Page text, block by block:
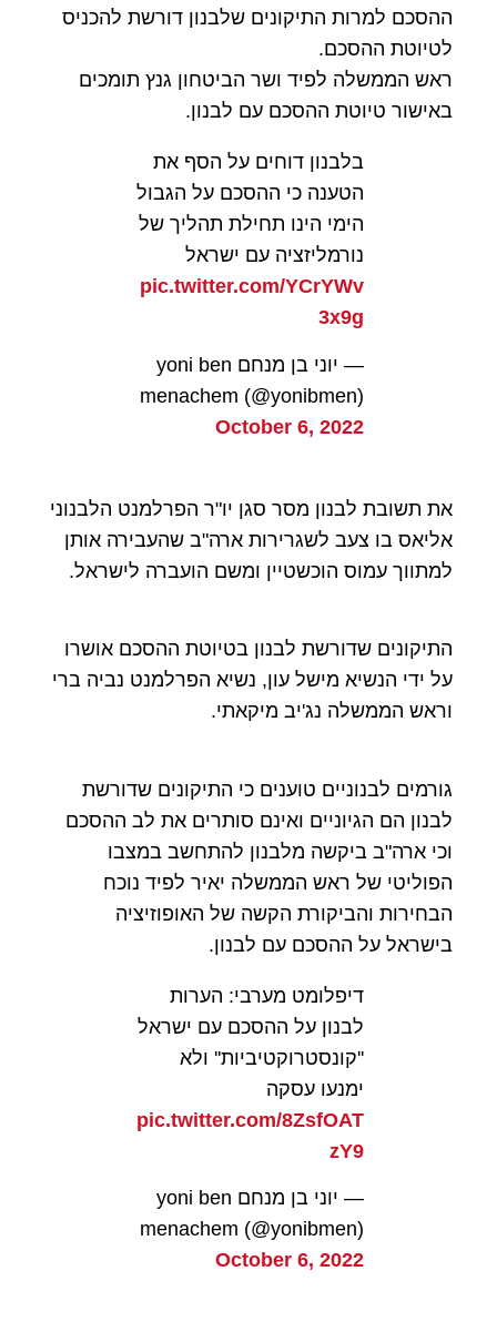
ההסכם למרות התיקונים שלבנון דורשת להכניס
לטיוטת ההסכם.
ראש הממשלה לפיד ושר הביטחון גנץ תומכים
באישור טיוטת ההסכם עם לבנון.
בלבנון דוחים על הסף את
הטענה כי ההסכם על הגבול
הימי הינו תחילת תהליך של
נורמליזציה עם ישראל
pic.twitter.com/YCrYWv
3x9g
— יוני בן מנחם yoni ben
menachem (@yonibmen)
October 6, 2022
את תשובת לבנון מסר סגן יו"ר הפרלמנט הלבנוני
אליאס בו צעב לשגרירות ארה"ב שהעבירה אותן
למתווך עמוס הוכשטיין ומשם הועברה לישראל.
התיקונים שדורשת לבנון בטיוטת ההסכם אושרו
על ידי הנשיא מישל עון, נשיא הפרלמנט נביה ברי
וראש הממשלה נג'יב מיקאתי.
גורמים לבנוניים טוענים כי התיקונים שדורשת
לבנון הם הגיוניים ואינם סותרים את לב ההסכם
וכי ארה"ב ביקשה מלבנון להתחשב במצבו
הפוליטי של ראש הממשלה יאיר לפיד נוכח
הבחירות והביקורת הקשה של האופוזיציה
בישראל על ההסכם עם לבנון.
דיפלומט מערבי: הערות
לבנון על ההסכם עם ישראל
''קונסטרוקטיביות'' ולא
ימנעו עסקה
pic.twitter.com/8ZsfOAT
zY9
— יוני בן מנחם yoni ben
menachem (@yonibmen)
October 6, 2022